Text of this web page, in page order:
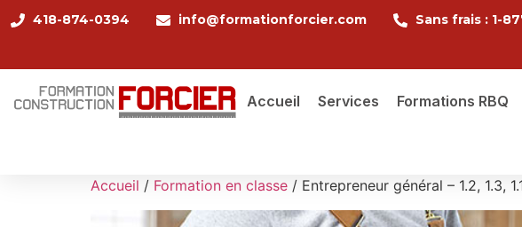
418-874-0394 info@formationforcier.com Sans frais : 1-
Accueil Services Formations RBQ
Accueil / Formation en classe / Entrepreneur général – 1.2, 1.3,